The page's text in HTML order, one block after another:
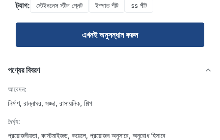
ট্যাগ: স্টেইনলেস স্টীল প্লেট ইস্পাত শীট ss শীট
এখনই অনুসন্ধান করুন
পণ্যের বিবরণ
আবেদন:
নির্মাণ, রান্নাঘর, সজ্জা, রাসায়নিক, শিল্প
দৈর্ঘ্য:
প্রয়োজনীয়তা, কাস্টমাইজড, কয়েলে, প্রয়োজন অনুসারে, অনুরোধ হিসাবে